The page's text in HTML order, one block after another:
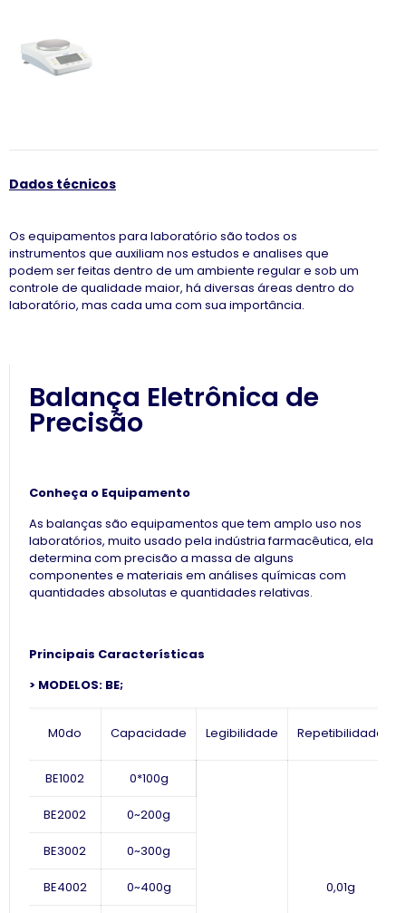
Dados técnicos
Os equipamentos para laboratório são todos os
instrumentos que auxiliam nos estudos e analises que
podem ser feitas dentro de um ambiente regular e sob um
controle de qualidade maior, há diversas áreas dentro do
laboratório, mas cada uma com sua importância.
Balança Eletrônica de
Precisão
Conheça o Equipamento
As balanças são equipamentos que tem amplo uso nos
laboratórios, muito usado pela indústria farmacêutica, ela
determina com precisão a massa de alguns
componentes e materiais em análises químicas com
quantidades absolutas e quantidades relativas.
Principais Características
> MODELOS: BE;
M0do Capacidade Legibilidade Repetibilidade
BE1002 0*100g
0,01g
BE2002 0~200g
BE3002 0~300g
BE4002 0~400g